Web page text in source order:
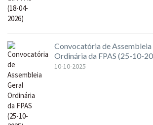
Convocatória de Assembleia
Ordinária da FPAS (25-10-
10-10-2025